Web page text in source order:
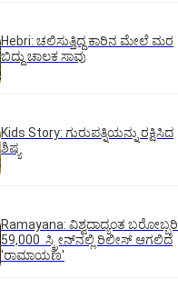
Hebri: ಚಲಿಸುತ್ತಿದ್ದ ಕಾರಿನ ಮೇಲೆ ಮರ
ಬಿದ್ದು ಚಾಲಕ ಸಾವು
Kids Story: ಗುರುಪತ್ನಿಯನ್ನು ರಕ್ಷಿಸಿದ
ಶಿಷ್ಯ
Ramayana: ವಿಶ್ವದಾದ್ಯಂತ ಬರೋಬ್ಬರಿ
59,000 ಸ್ಕ್ರೀನ್‌ನಲ್ಲಿ ರಿಲೀಸ್‌ ಆಗಲಿದೆ
'ರಾಮಾಯಣ'